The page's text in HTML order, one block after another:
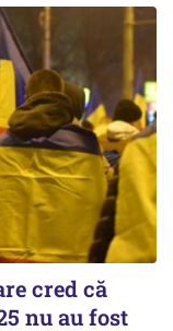
cred că
nu au fost